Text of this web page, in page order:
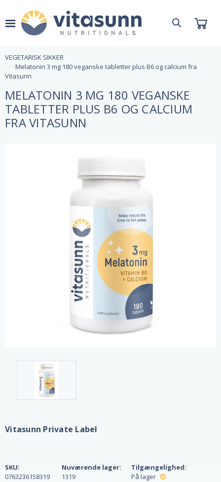
VEGETARISK SIKKER
Melatonin 3 mg 180 veganske tabletter plus B6 og calcium fra
Vitasunn
MELATONIN 3 MG 180 VEGANSKE
TABLETTER PLUS B6 OG CALCIUM
FRA VITASUNN
Vitasunn Private Label
SKU:
0763236158319
Nuværende lager:
1319
Tilgængelighed:
På lager